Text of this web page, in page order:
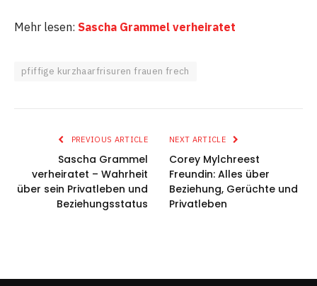
Mehr lesen: Sascha Grammel verheiratet
pfiffige kurzhaarfrisuren frauen frech
PREVIOUS ARTICLE
Sascha Grammel
verheiratet – Wahrheit
über sein Privatleben und
Beziehungsstatus
NEXT ARTICLE
Corey Mylchreest
Freundin: Alles über
Beziehung, Gerüchte und
Privatleben